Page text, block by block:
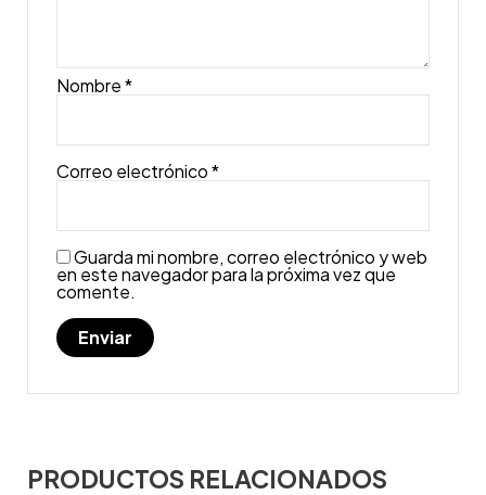
Nombre*
Correo electrónico*
Guarda mi nombre, correo electrónico y web
en este navegador para la próxima vez que
comente.
PRODUCTOS RELACIONADOS